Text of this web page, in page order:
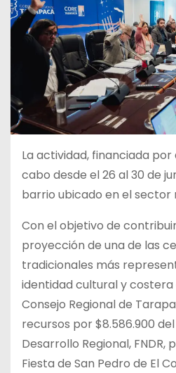
La actividad, financiada por
cabo desde el 26 al 30 de
barrio ubicado en el sector
Con el objetivo de
proyección de una de las
tradicionales más
identidad cultural y costera
Consejo Regional de
recursos por $8.586.900
Desarrollo Regional,
Fiesta de San Pedro de El